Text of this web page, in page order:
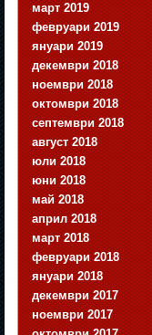
март 2019
февруари 2019
януари 2019
декември 2018
ноември 2018
октомври 2018
септември 2018
август 2018
юли 2018
юни 2018
май 2018
април 2018
март 2018
февруари 2018
януари 2018
декември 2017
ноември 2017